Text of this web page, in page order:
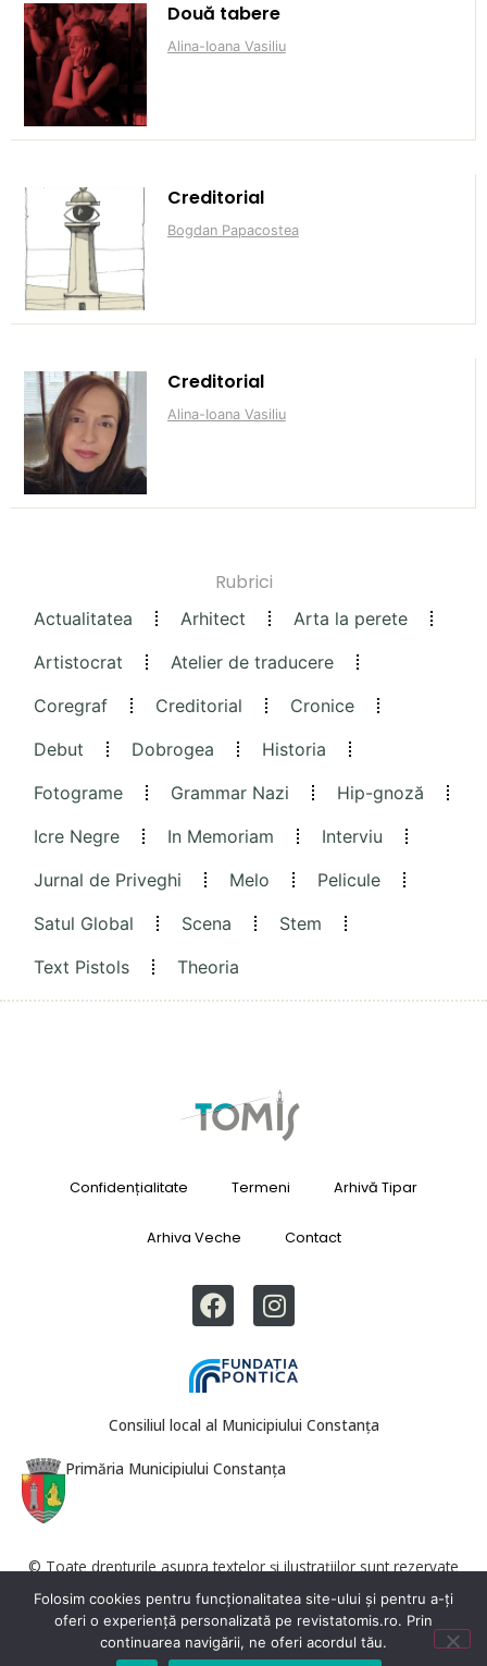
Două tabere
Alina-Ioana Vasiliu
Creditorial
Bogdan Papacostea
Creditorial
Alina-Ioana Vasiliu
Rubrici
Actualitatea Arhitect
Arta la perete
Artistocrat
Atelier de traducere
Coregraf
Creditorial
Cronice
Debut
Dobrogea
Historia
Fotograme
Grammar Nazi
Hip-gnoză
Icre Negre
In Memoriam
Interviu
Jurnal de Priveghi
Melo
Pelicule
Satul Global
Scena
Stem
Text Pistols
Theoria
Confidențialitate Termeni Arhivă Tipar
Arhiva Veche Contact
Consiliul local al Municipiului Constanța
Primăria Municipiului Constanța
© Toate drepturile asupra textelor și ilustrațiilor sunt rezervate
Revista Tomis. Reproducerea totală sau parțială este interzisă fără
acordul redacției.
Folosim cookies pentru funcționalitatea site-ului și pentru a-ți
oferi o experiență personalizată pe revistatomis.ro. Prin
continuarea navigării, ne oferi acordul tău.